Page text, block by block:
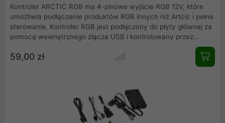
Kontroler ARCTIC RGB ma 4-pinowe wyjście RGB 12V, które
umożliwia podłączenie produktów RGB innych niż Artcic i pełne
sterowanie. Kontroler RGB jest podłączony do płyty głównej za
pomocą wewnętrznego złącza USB i kontrolowany przez
oprogramowanie ARCTIC RGB. Bez użycia oprogramowania
całe spektrum kolorów działa sekwencyjnie.
59,00 zł